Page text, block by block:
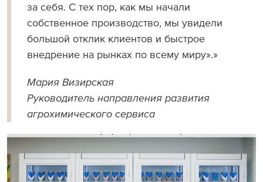
за себя. С тех пор, как мы начали
собственное производство, мы увидели
большой отклик клиентов и быстрое
внедрение на рынках по всему миру».
Мария Визирская
Руководитель направления развития
агрохимического сервиса